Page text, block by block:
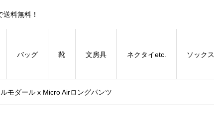
料無料！
バッグ 靴 文房具 ネクタイetc. ソックス
モダール x Micro Airロングパンツ